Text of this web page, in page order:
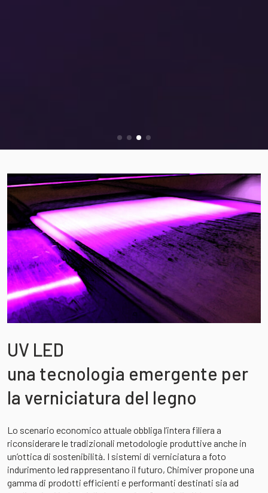
UV LED
una tecnologia emergente per
la verniciatura del legno
Lo scenario economico attuale obbliga l’intera filiera a
riconsiderare le tradizionali metodologie produttive anche in
un’ottica di sostenibilità. I sistemi di verniciatura a foto
indurimento led rappresentano il futuro, Chimiver propone una
gamma di prodotti efficienti e performanti destinati sia ad